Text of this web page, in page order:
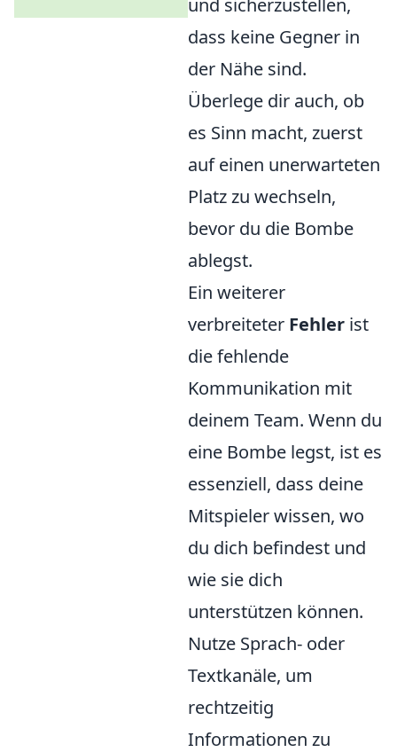
dass keine Gegner in
der Nähe sind.
Überlege dir auch, ob
es Sinn macht, zuerst
auf einen unerwarteten
Platz zu wechseln,
bevor du die Bombe
ablegst.
Ein weiterer
verbreiteter Fehler ist
die fehlende
Kommunikation mit
deinem Team. Wenn du
eine Bombe legst, ist es
essenziell, dass deine
Mitspieler wissen, wo
du dich befindest und
wie sie dich
unterstützen können.
Nutze Sprach- oder
Textkanäle, um
rechtzeitig
Informationen zu